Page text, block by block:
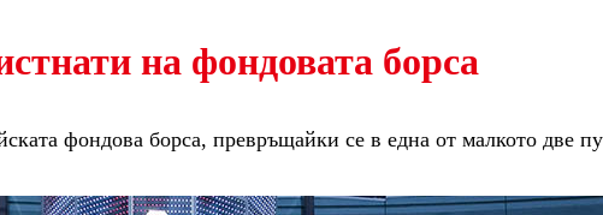
на фондовата борса
фондова борса, превръщайки се в една от малкото две